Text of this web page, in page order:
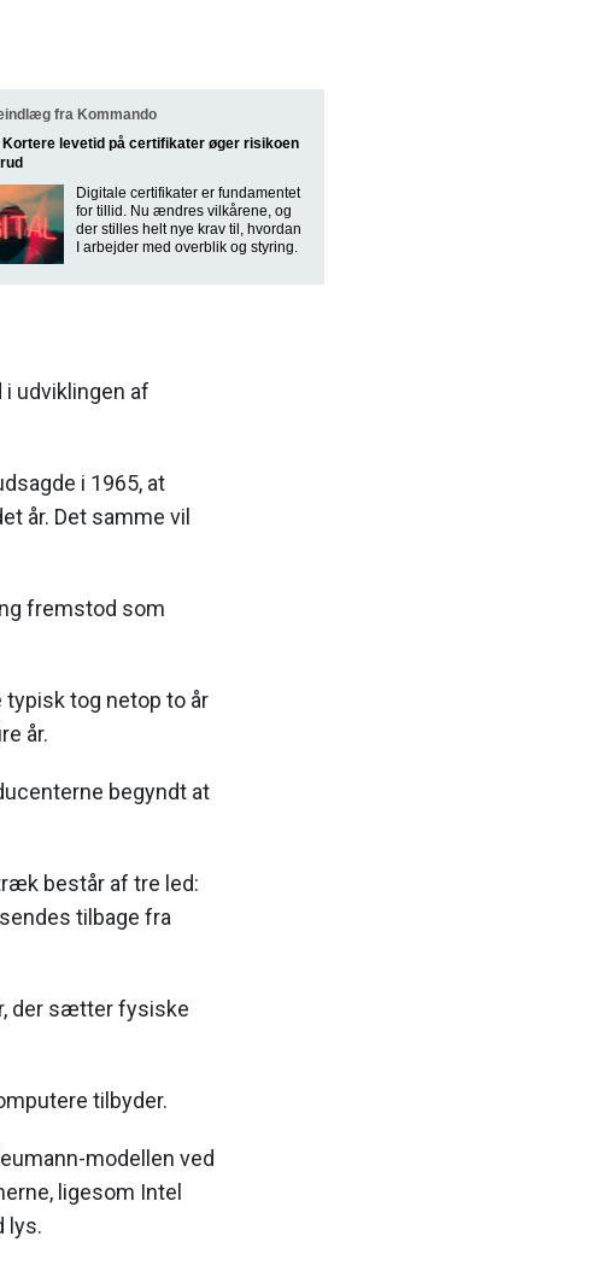
fra Kommando
levetid på certifikater øger risikoen
Digitale certifikater er fundamentet
for tillid. Nu ændres vilkårene, og
der stilles helt nye krav til, hvordan
I arbejder med overblik og styring.
udviklingen af
i 1965, at
år. Det samme vil
fremstod som
typisk tog netop to år
år.
begyndt at
består af tre led:
tilbage fra
der sætter fysiske
tilbyder.
modellen ved
ligesom Intel
lys.